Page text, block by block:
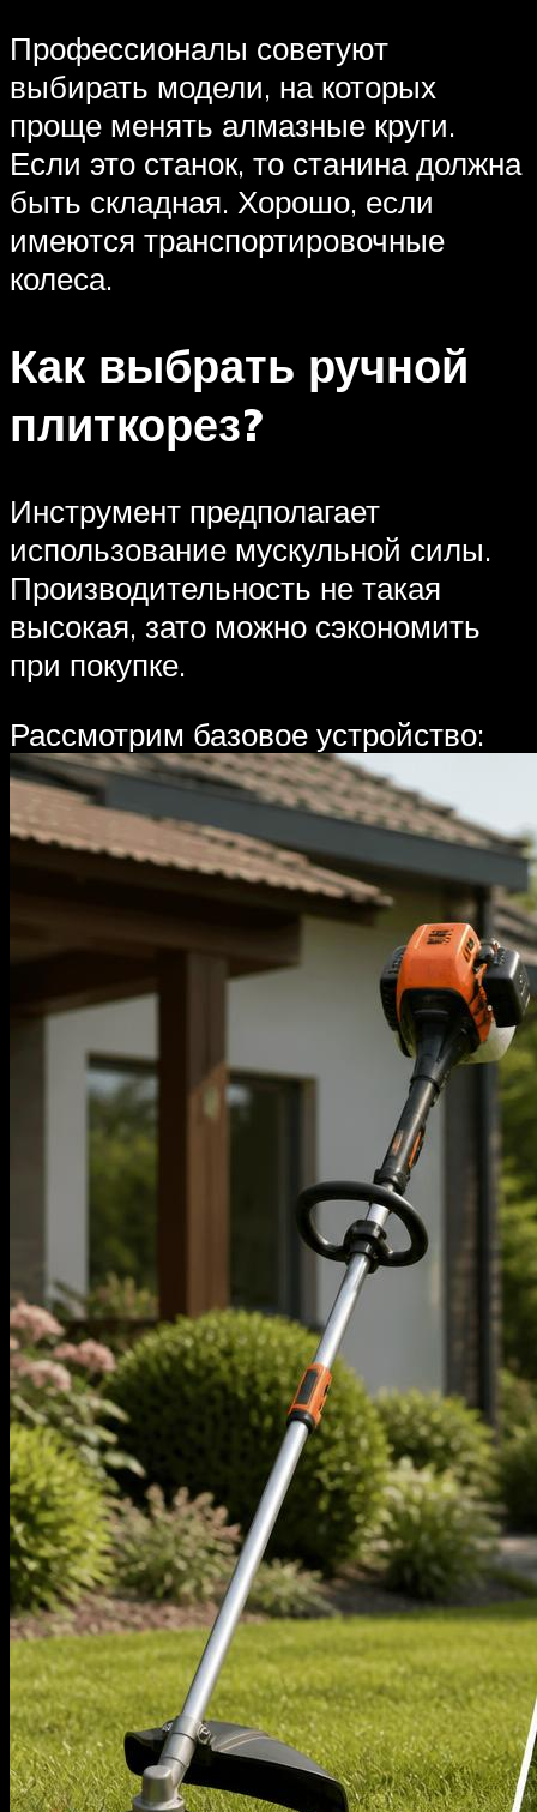
Профессионалы советуют
выбирать модели, на которых
проще менять алмазные круги.
Если это станок, то станина должна
быть складная. Хорошо, если
имеются транспортировочные
колеса.
Как выбрать ручной
плиткорез?
Инструмент предполагает
использование мускульной силы.
Производительность не такая
высокая, зато можно сэкономить
при покупке.
Рассмотрим базовое устройство: